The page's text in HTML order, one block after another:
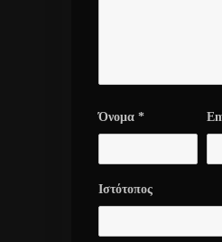
Όνομα *
Ιστότοπος